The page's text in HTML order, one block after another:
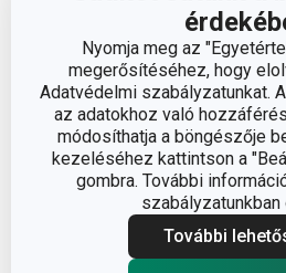
Nyomja meg az
megerősítéséhez, hogy
Adatvédelmi szabályzatunkat.
az adatokhoz való
módosíthatja a böngészője
kezeléséhez kattintson a
gombra. További
szabályzatunkban
További